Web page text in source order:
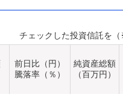
チェックした投資信託を
前日比（円）
騰落率（％）
純資産総額
（百万円）